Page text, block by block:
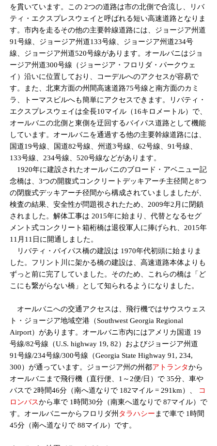
を貫いています。この 2つの道路は市の北側で合流し、リバ
ティ・エクスプレスウェイと呼ばれる短い高速道路となりま
す。市内を走るその他の主要幹線道路には、ジョージア州道
91号線、ジョージア州道133号線、ジョージア州道234号
線、ジョージア州道520号線があります。オールバニはジョ
ージア州道300号線（ジョージア・フロリダ・パークウェ
イ）沿いに位置しており、コーデルへのアクセスが容易で
す。また、北東方面の州間高速道路75号線と南方面のカミ
ラ、トーマスビルへも簡単にアクセスできます。リバティ・
エクスプレスウェイは全長10マイル（16キロメートル）で、
オールバニの北側と東側を迂回するバイパス道路として機能
しています。オールバニを通過する他の主要幹線道路には、
国道19号線、国道82号線、州道3号線、62号線、91号線、
133号線、234号線、520号線などがあります。
1920年に建設されたオールバニのブロード・アベニュー記
念橋は、3つの開腹式コンクリートデッキアーチ主径間と8つ
の閉腹式デッキアーチ径間から構成されていましましたが、
検査の結果、安全性が問題視されたため、2009年2月に閉鎖
されました。解体工事は 2015年に始まり、代替となるセグ
メント式コンクリート箱桁橋は退役軍人に捧げられ、2015年
11月11日に開通しました。
リバティ・バイパス橋の建設は 1970年代初頭に始まりま
した。フリント川に架かる橋の建設は、高速道路本体よりも
ずっと前に完了していました。そのため、これらの橋は「ど
こにも繋がらない橋」として知られるようになりました。
オールバニへの交通アクセスは、飛行機ではサウスウェス
ト・ジョージア地域空港（Southwest Georgia Regional
Airport）があります。オールバニ市内にはアメリカ国道 19
号線/82号線（U.S. highway 19, 82）およびジョージア州道
91号線/234号線/300号線（Georgia State Highway 91, 234,
300）が通っています。ジョージア州の州都アトランタから
オールバニまで飛行機（直行便、1～2便/日）で 35分、車や
バスで 2時間46分（南へ道なりで 182マイル = 291km）、
コ
ロンバスから車で 1時間30分（南東へ道なりで 87マイル）で
す。オールバニーからフロリダ州 タラハシー まで車で 1時間
45分（南へ道なりで 88マイル）です。